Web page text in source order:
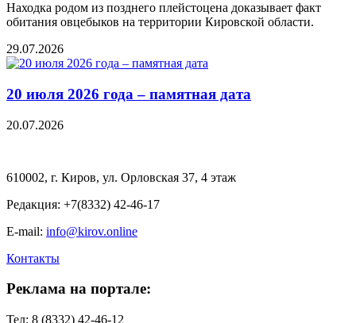
Находка родом из позднего плейстоцена доказывает факт
обитания овцебыков на территории Кировской области.
29.07.2026
20 июля 2026 года – памятная дата
20.07.2026
610002, г. Киров, ул. Орловская 37, 4 этаж
Редакция: +7(8332) 42-46-17
E-mail: info@kirov.online
Контакты
Реклама на портале:
Тел: 8 (8332) 42-46-12